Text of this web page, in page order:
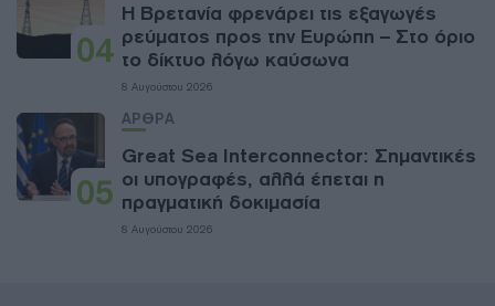
04
Η Βρετανία φρενάρει τις εξαγωγές
ρεύματος προς την Ευρώπη – Στο όριο
το δίκτυο λόγω καύσωνα
8 Αυγούστου 2026
05
ΑΡΘΡΑ
Great Sea Interconnector: Σημαντικές
οι υπογραφές, αλλά έπεται η
πραγματική δοκιμασία
8 Αυγούστου 2026